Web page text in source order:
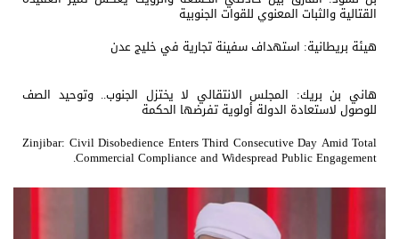
القتالية والثبات المعنوي للقوات الجنوبية
هيئة بريطانية: استهداف سفينة تجارية في خليج عدن
هاني بن بريك: المجلس الانتقالي لا يختزل الجنوب.. وتوحيد الصف
للوصول لاستعادة الدولة أولوية تفرضها الحكمة
Zinjibar: Civil Disobedience Enters Third Consecutive Day Amid Total
Commercial Compliance and Widespread Public Engagement.